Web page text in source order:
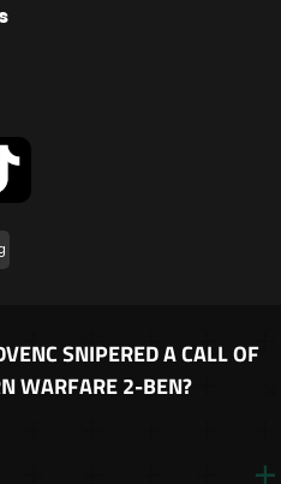
SNIPERED A CALL OF
WARFARE 2-BEN?